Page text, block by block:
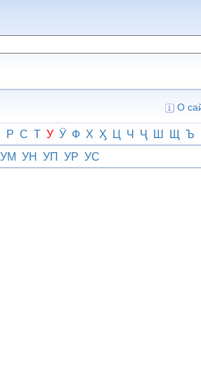
О
Р С Т У Ӱ Ф Х Ӽ Ц Ч Ҷ Ш Щ Ъ
УМ УН УП УР УС